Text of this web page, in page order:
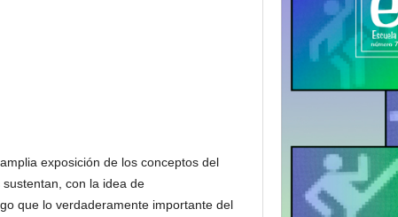
exposición de los conceptos del
con la idea de
que lo verdaderamente importante del